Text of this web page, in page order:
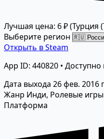
Лучшая цена: 6 ₽(Турция
Выберите регион
Открыть в Steam
App ID: 440820 • Доступно
Дата выхода 26 фев. 2016
Жанр Инди, Ролевые игры
Платформа